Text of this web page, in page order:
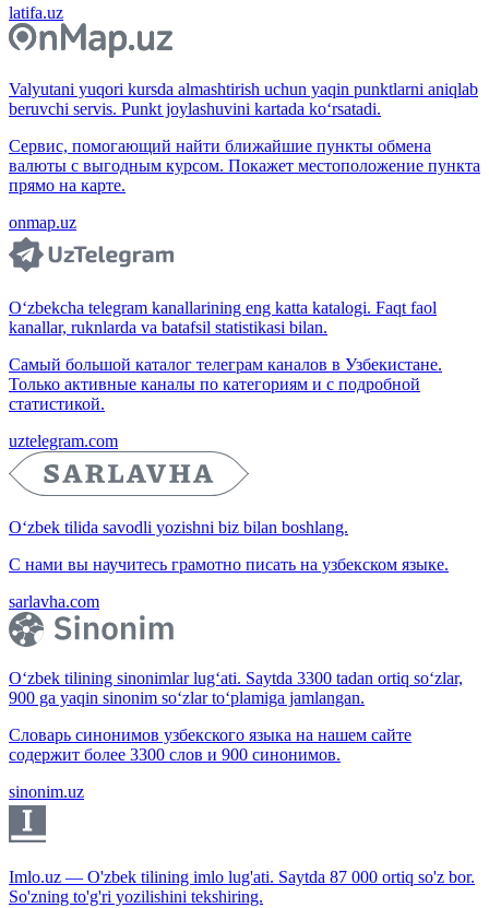
latifa.uz
Valyutani yuqori kursda almashtirish uchun yaqin punktlarni aniqlab
beruvchi servis. Punkt joylashuvini kartada ko‘rsatadi.
Сервис, помогающий найти ближайшие пункты обмена
валюты с выгодным курсом. Покажет местоположение пункта
прямо на карте.
onmap.uz
O‘zbekcha telegram kanallarining eng katta katalogi. Faqt faol
kanallar, ruknlarda va batafsil statistikasi bilan.
Самый большой каталог телеграм каналов в Узбекистане.
Только активные каналы по категориям и с подробной
статистикой.
uztelegram.com
O‘zbek tilida savodli yozishni biz bilan boshlang.
С нами вы научитесь грамотно писать на узбекском языке.
sarlavha.com
O‘zbek tilining sinonimlar lug‘ati. Saytda 3300 tadan ortiq so‘zlar,
900 ga yaqin sinonim so‘zlar to‘plamiga jamlangan.
Словарь синонимов узбекского языка на нашем сайте
содержит более 3300 слов и 900 синонимов.
sinonim.uz
Imlo.uz — O'zbek tilining imlo lug'ati. Saytda 87 000 ortiq so'z bor.
So'zning to'g'ri yozilishini tekshiring.